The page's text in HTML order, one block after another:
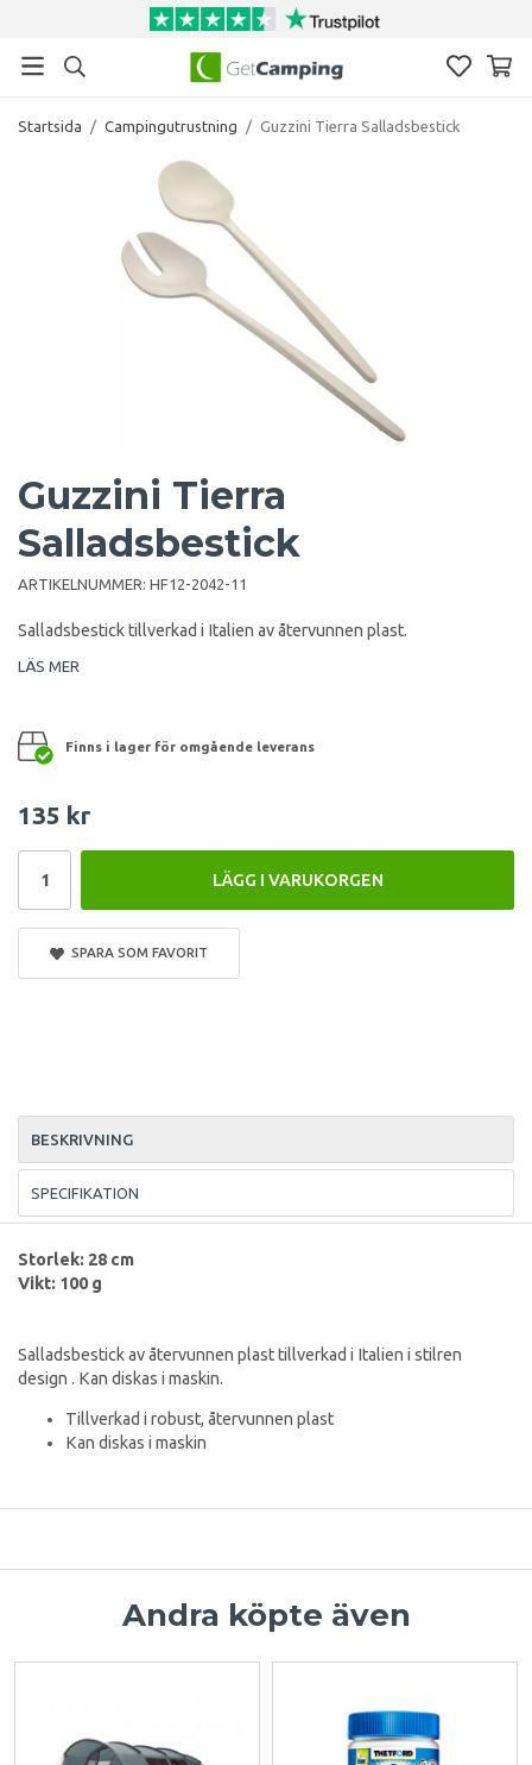
Startsida / Campingutrustning / Guzzini Tierra Salladsbestick
Guzzini Tierra
Salladsbestick
ARTIKELNUMMER: HF12-2042-11
Salladsbestick tillverkad i Italien av återvunnen plast.
LÄS MER
Finns i lager för omgående leverans
135 kr
LÄGG I VARUKORGEN
SPARA SOM FAVORIT
BESKRIVNING
SPECIFIKATION
Storlek: 28 cm
Vikt: 100 g
Salladsbestick av återvunnen plast tillverkad i Italien i stilren
design . Kan diskas i maskin.
Tillverkad i robust, återvunnen plast
Kan diskas i maskin
Andra köpte även